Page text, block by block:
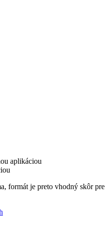
aplikáciou
formát je preto vhodný skôr pre